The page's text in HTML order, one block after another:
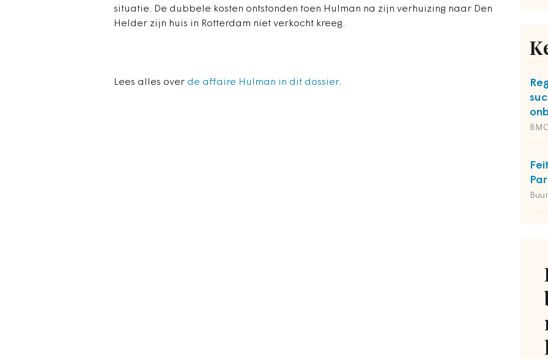
BMC
situatie. De dubbele kosten ontstonden toen Hulman na zijn verhuizing naar Den
Helder zijn huis in Rotterdam niet verkocht kreeg.
Lees alles over de affaire Hulman in dit dossier.